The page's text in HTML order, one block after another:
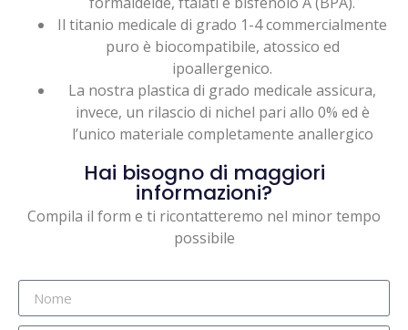
Il titanio medicale di grado 1-4 commercialmente
puro è biocompatibile, atossico ed
ipoallergenico.
La nostra plastica di grado medicale assicura,
invece, un rilascio di nichel pari allo 0% ed è
l’unico materiale completamente anallergico
Hai bisogno di maggiori
informazioni?
Compila il form e ti ricontatteremo nel minor tempo
possibile